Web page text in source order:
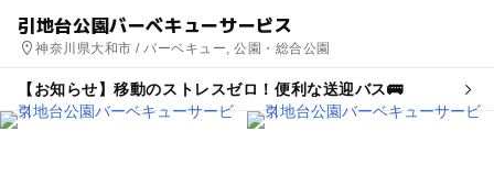
引地台公園バーベキューサービス
神奈川県大和市 / バーベキュー, 公園・総合公園
【お知らせ】移動のストレスゼロ！便利な送迎バス🚌